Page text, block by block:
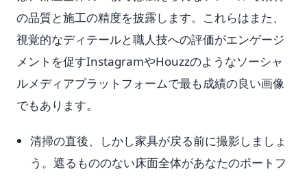
の品質と施工の精度を披露します。これらはまた、
視覚的なディテールと職人技への評価がエンゲージ
メントを促すInstagramやHouzzのようなソーシャ
ルメディアプラットフォームで最も成績の良い画像
でもあります。
清掃の直後、しかし家具が戻る前に撮影しましょ
う。遮るもののない床面全体があなたのポートフ